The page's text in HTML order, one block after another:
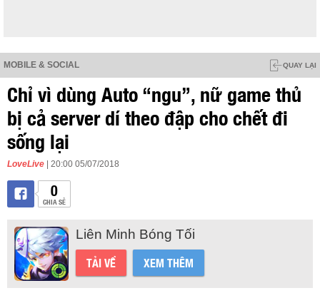
MOBILE & SOCIAL QUAY LẠI
Chỉ vì dùng Auto “ngu”, nữ game thủ
bị cả server dí theo đập cho chết đi
sống lại
LoveLive | 20:00 05/07/2018
0
CHIA SẺ
Liên Minh Bóng Tối
TẢI VỀ XEM THÊM